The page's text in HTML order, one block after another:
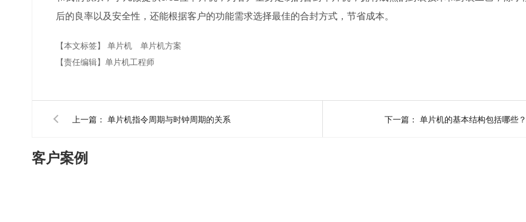
后的良率以及安全性，还能根据客户的功能需求选择最佳的合封方式，节省成本。
【本文标签】单片机
单片机方案
【责任编辑】单片机工程师
上一篇： 单片机指令周期与时钟周期的关系 下一篇： 单片机的基本结构包括哪些？
客户案例